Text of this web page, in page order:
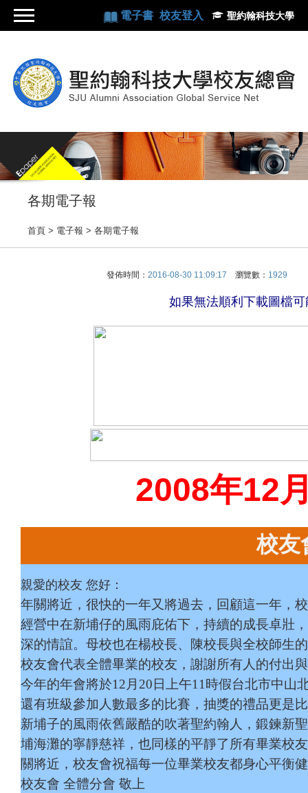
電子書 校友登入 聖約翰科技大學
各期電子報
首頁 > 電子報 > 各期電子報
發佈時間： 2016-08-30 11:09:17 瀏覽數： 1929
如果無法順利下載圖檔
2008年12
校友
親愛的校友 您好：
年關將近，很快的一年又將過去，回顧這一年，
經營中在新埔仔的風雨庇佑下，持續的成長卓壯
深的情誼。母校也在楊校長、陳校長與全校師生
校友會代表全體畢業的校友，謝謝所有人的付出
今年的年會將於12 月 20日上午11 時假台北市中山
還有班級參加人數最多的比賽，抽獎的禮品更是
新埔子的風雨依舊嚴酷的吹著聖約翰人，鍛鍊新
埔海灘的寧靜慈祥，也同樣的平靜了所有畢業校
關將近，校友會祝福每一位畢業校友都身心平衡
校友會 全體分會 敬上